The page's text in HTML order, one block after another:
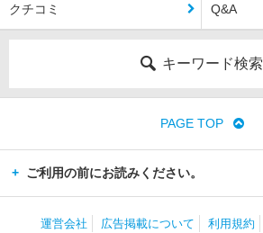
クチコミ Q&A
キーワード検索
PAGE TOP
ご利用の前にお読みください。
運営会社 広告掲載について 利用規約